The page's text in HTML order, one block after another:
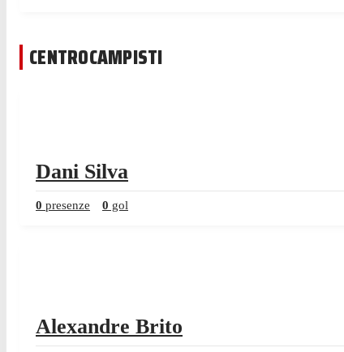
CENTROCAMPISTI
Dani Silva
0 presenze 0 gol
Alexandre Brito